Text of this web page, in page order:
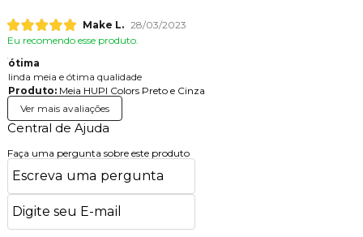
Make L. 28/03/2023
Eu recomendo esse produto.
ótima
linda meia e ótima qualidade
Produto:Meia HUPI Colors Preto e Cinza
Ver mais avaliações
Central de Ajuda
Faça uma pergunta sobre este produto